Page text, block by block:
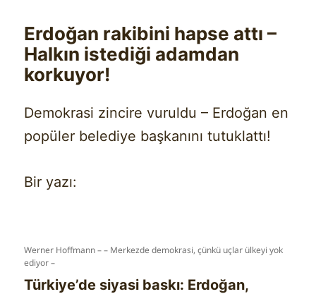
Erdoğan rakibini hapse attı –
Halkın istediği adamdan
korkuyor!
Demokrasi zincire vuruldu – Erdoğan en
popüler belediye başkanını tutuklattı!
Bir yazı:
Werner Hoffmann – – Merkezde demokrasi, çünkü uçlar ülkeyi yok
ediyor –
Türkiye’de siyasi baskı: Erdoğan,